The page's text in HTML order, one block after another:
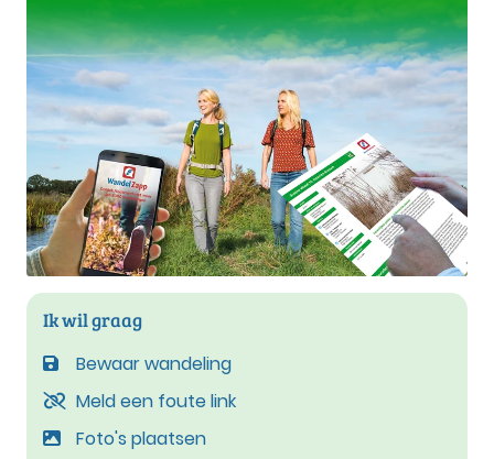
Ik wil graag
Bewaar wandeling
Meld een foute link
Foto's plaatsen